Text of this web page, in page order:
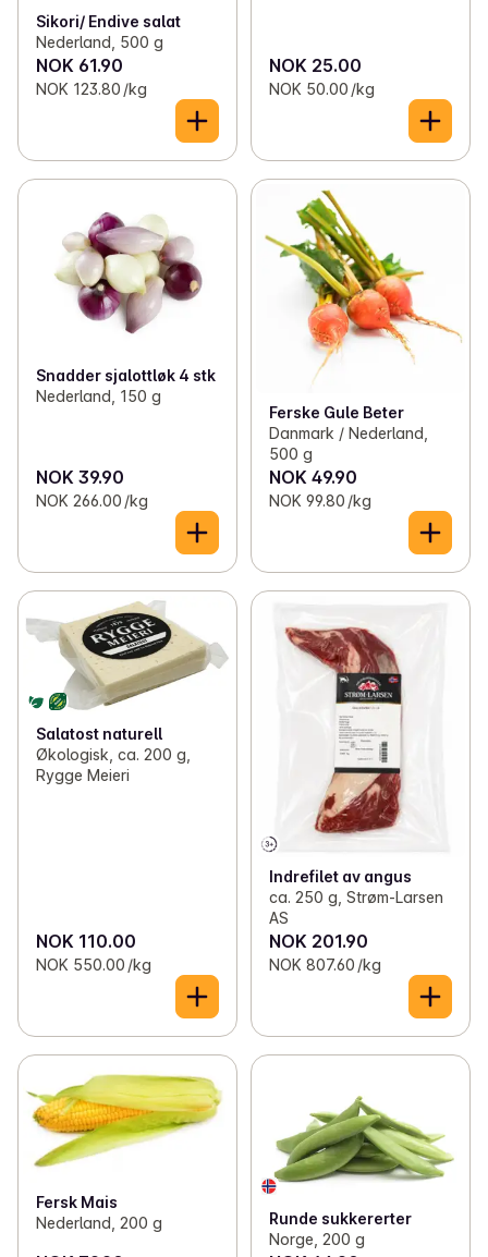
Sikori/ Endive salat
Nederland, 500 g
NOK 61.90
NOK 123.80 /kg
NOK 25.00
NOK 50.00 /kg
Snadder sjalottløk 4 stk
Nederland, 150 g
NOK 39.90
NOK 266.00 /kg
Ferske Gule Beter
Danmark / Nederland,
500 g
NOK 49.90
NOK 99.80 /kg
Salatost naturell
Økologisk, ca. 200 g,
Rygge Meieri
NOK 110.00
NOK 550.00 /kg
Indrefilet av angus
ca. 250 g, Strøm-Larsen
AS
NOK 201.90
NOK 807.60 /kg
Fersk Mais
Nederland, 200 g
Runde sukkererter
Norge, 200 g